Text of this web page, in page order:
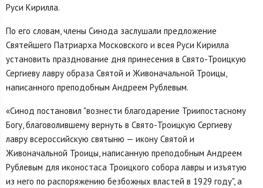
Руси Кирилла.
По его словам, члены Синода заслушали предложение
Святейшего Патриарха Московского и всея Руси Кирилла
установить празднование дня принесения в Свято-Троицкую
Сергиеву лавру образа Святой и Живоначальной Троицы,
написанного преподобным Андреем Рублевым.
«Синод постановил "вознести благодарение Триипостасному
Богу, благоволившему вернуть в Свято-Троицкую Сергиеву
лавру всероссийскую святыню — икону Святой и
Живоначальной Троицы, написанную преподобным Андреем
Рублевым для иконостаса Троицкого собора лавры и изъятую
из него по распоряжению безбожных властей в 1929 году", а